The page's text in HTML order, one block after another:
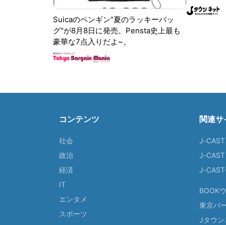
Suicaのペンギン"夏のラッキーバッ
グ"が8月8日に発売。Pensta史上最も
豪華な7点入りだよ~。
コンテンツ
社会
政治
経済
IT
エンタメ
スポーツ
関連サ
J-
J-
J-
BOOK
東京バ
Jタウン